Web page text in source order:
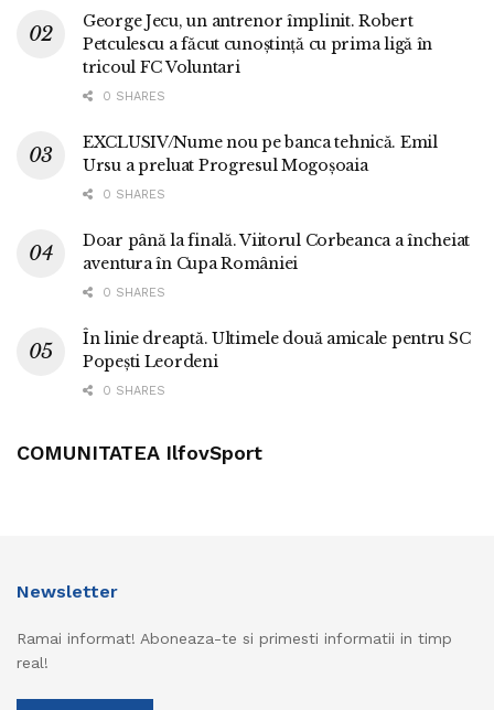
George Jecu, un antrenor împlinit. Robert
Petculescu a făcut cunoștință cu prima ligă în
tricoul FC Voluntari
0 SHARES
EXCLUSIV/Nume nou pe banca tehnică. Emil
Ursu a preluat Progresul Mogoșoaia
0 SHARES
Doar până la finală. Viitorul Corbeanca a încheiat
aventura în Cupa României
0 SHARES
În linie dreaptă. Ultimele două amicale pentru SC
Popești Leordeni
0 SHARES
COMUNITATEA IlfovSport
Newsletter
Ramai informat! Aboneaza-te si primesti informatii in timp
real!